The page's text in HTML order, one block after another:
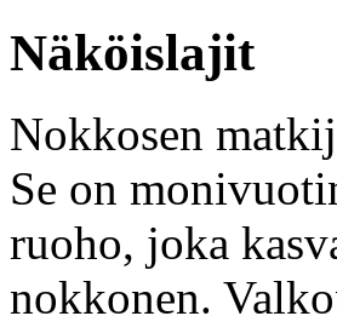
Näköislajit
Nokkosen
Se on
ruoho, joka
nokkonen.